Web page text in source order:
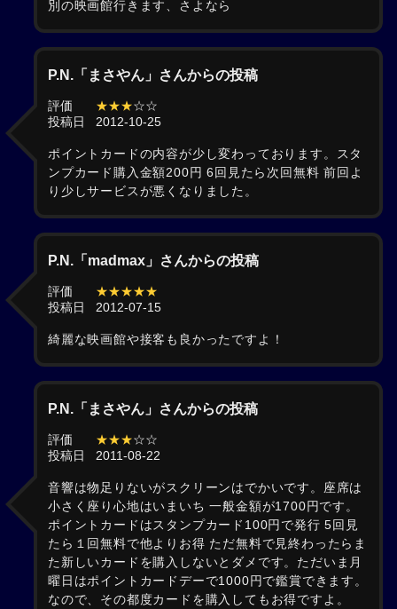
別の映画館行きます、さよなら
P.N.「まさやん」さんからの投稿
評価 ★★★☆☆
投稿日
2012-10-25
ポイントカードの内容が少し変わっております。スタ
ンプカード購入金額200円 6回見たら次回無料 前回よ
り少しサービスが悪くなりました。
P.N.「madmax」さんからの投稿
評価
★★★★★
投稿日
2012-07-15
綺麗な映画館や接客も良かったですよ！
P.N.「まさやん」さんからの投稿
評価 ★★★☆☆
投稿日
2011-08-22
音響は物足りないがスクリーンはでかいです。座席は
小さく座り心地はいまいち 一般金額が1700円です。
ポイントカードはスタンプカード100円で発行 5回見
たら１回無料で他よりお得 ただ無料で見終わったらま
た新しいカードを購入しないとダメです。ただいま月
曜日はポイントカードデーで1000円で鑑賞できます。
なので、その都度カードを購入してもお得ですよ。